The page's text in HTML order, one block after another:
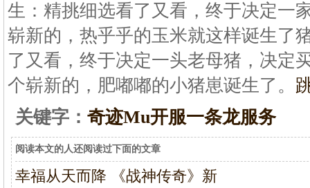
生：精挑细选看了又看，终于决定一
崭新的，热乎乎的玉米就这样诞生了
了又看，终于决定一头老母猪，决定
个崭新的，肥嘟嘟的小猪崽诞生了。
关键字： 奇迹Mu开服一条龙服务
阅读本文的人还阅读过下面的文章
幸福从天而降 《战神传奇》新